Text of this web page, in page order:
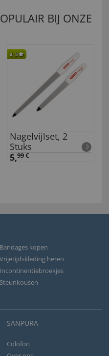
BIJ ONZE
4,5
Nagelvijlset, 2
Stuks
5,99 €
Bandages kopen
Vrijetijdskleding heren
Incontinentiebroekjes
Steunkousen
SANPURA
Colofon